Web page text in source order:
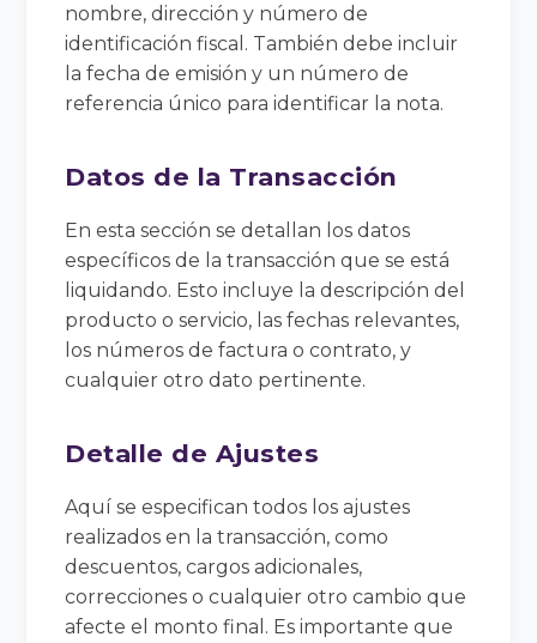
nombre, dirección y número de
identificación fiscal. También debe incluir
la fecha de emisión y un número de
referencia único para identificar la nota.
Datos de la Transacción
En esta sección se detallan los datos
específicos de la transacción que se está
liquidando. Esto incluye la descripción del
producto o servicio, las fechas relevantes,
los números de factura o contrato, y
cualquier otro dato pertinente.
Detalle de Ajustes
Aquí se especifican todos los ajustes
realizados en la transacción, como
descuentos, cargos adicionales,
correcciones o cualquier otro cambio que
afecte el monto final. Es importante que